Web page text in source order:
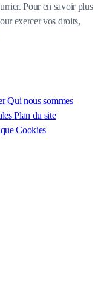
Pour en savoir plus
exercer vos droits,
Qui nous sommes
Plan du site
Cookies